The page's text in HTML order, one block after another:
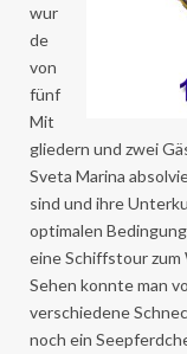
wur
de
von
fünf
Mit
gliedern und zwei
Sveta Marina
sind und ihre
optimalen
eine Schiffstour zum
Sehen konnte man
verschiedene
noch ein